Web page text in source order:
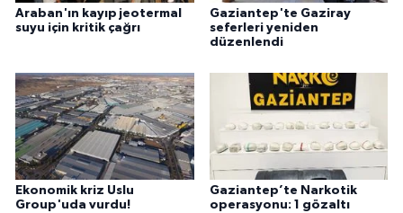
Araban'ın kayıp jeotermal
suyu için kritik çağrı
Gaziantep'te Gaziray
seferleri yeniden
düzenlendi
Ekonomik kriz Uslu
Group'uda vurdu!
Gaziantep’te Narkotik
operasyonu: 1 gözaltı